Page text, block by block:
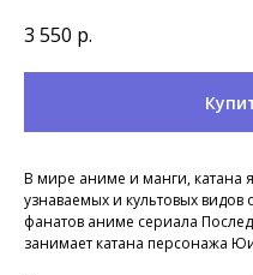
3 550 р.
В мире аниме и манги, катана
узнаваемых и культовых
фанатов аниме сериала
занимает катана персонажа